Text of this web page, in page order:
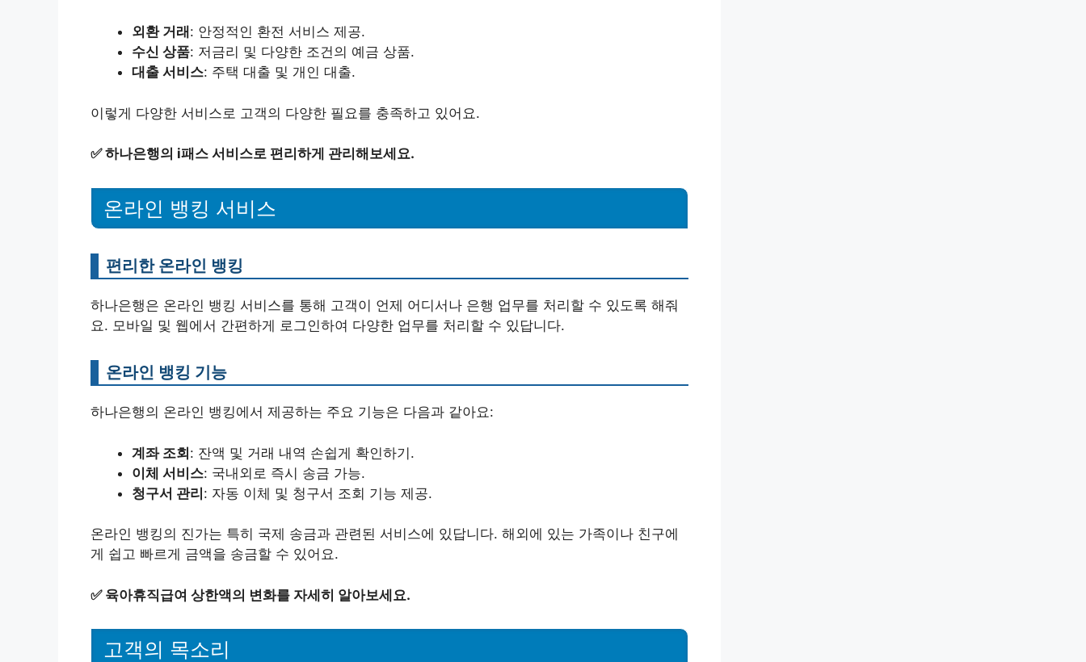
외환 거래 : 안정적인 환전 서비스 제공.
수신 상품: 저금리 및 다양한 조건의 예금 상품.
대출 서비스: 주택 대출 및 개인 대출.
이렇게 다양한 서비스로 고객의 다양한 필요를 충족하고 있어요.
✅하나은행의 i패스 서비스로 편리하게 관리해보세요.
온라인 뱅킹 서비스
편리한 온라인 뱅킹
하나은행은 온라인 뱅킹 서비스를 통해 고객이 언제 어디서나 은행 업무를 처리할 수 있도록 해줘
요. 모바일 및 웹에서 간편하게 로그인하여 다양한 업무를 처리할 수 있답니다.
온라인 뱅킹 기능
하나은행의 온라인 뱅킹에서 제공하는 주요 기능은 다음과 같아요:
계좌 조회: 잔액 및 거래 내역 손쉽게 확인하기.
이체 서비스: 국내외로 즉시 송금 가능.
청구서 관리: 자동 이체 및 청구서 조회 기능 제공.
온라인 뱅킹의 진가는 특히 국제 송금과 관련된 서비스에 있답니다. 해외에 있는 가족이나 친구에
게 쉽고 빠르게 금액을 송금할 수 있어요.
✅ 육아휴직급여 상한액의 변화를 자세히 알아보세요.
고객의 목소리